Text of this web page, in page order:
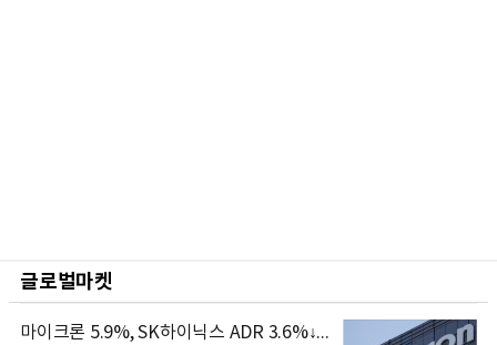
글로벌마켓
마이크론 5.9%, SK하이닉스 ADR 3.6%↓...